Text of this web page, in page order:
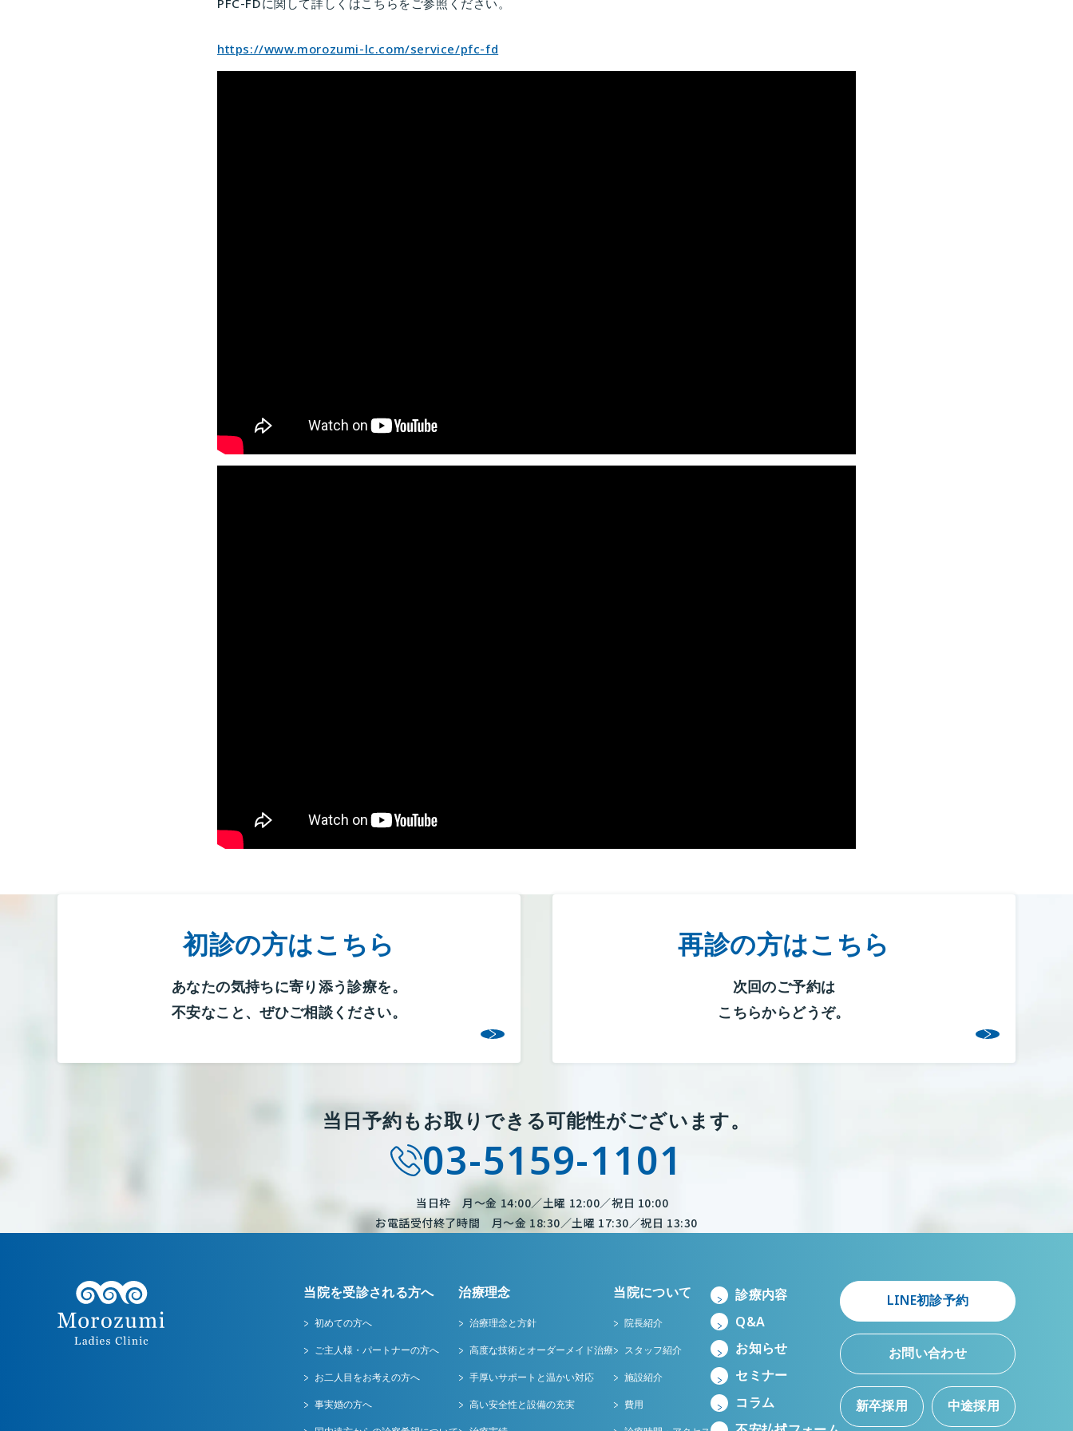
PFC-FDに関して詳しくはこちらをご参照ください。
https://www.morozumi-lc.com/service/pfc-fd
初診の方はこちら
あなたの気持ちに寄り添う診療を。
不安なこと、ぜひご相談ください。
再診の方はこちら
次回のご予約は
こちらからどうぞ。
当日予約もお取りできる可能性がございます。
03-5159-1101
当日枠 月～金 14:00／土曜 12:00／祝日 10:00
お電話受付終了時間 月～金 18:30／土曜 17:30／祝日 13:30
当院を受診される方へ
初めての方へ
ご主人様・パートナーの方へ
お二人目をお考えの方へ
事実婚の方へ
治療理念
治療理念と方針
高度な技術とオーダーメイド治療
手厚いサポートと温かい対応
高い安全性と設備の充実
当院について
院長紹介
スタッフ紹介
施設紹介
費用
診療内容
Q&A
お知らせ
セミナー
コラム
LINE初診予約
お問い合わせ
新卒採用 中途採用